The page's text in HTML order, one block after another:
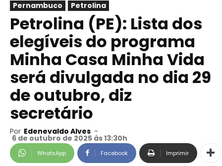
Pernambuco Petrolina
Petrolina (PE): Lista dos
elegíveis do programa
Minha Casa Minha Vida
será divulgada no dia 29
de outubro, diz
secretário
Por Edenevaldo Alves -
6 de outubro de 2025 às 13:30h
WhatsApp Facebook Imprimir